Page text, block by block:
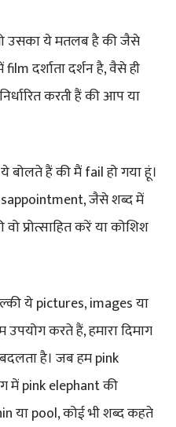
उसका ये मतलब है की जैसे
दर्शाता दर्शन है, वैसे ही
करती हैं की आप या
हैं की मैं fail हो गया हूं।
जैसे शब्द में
प्रोत्साहित करें या कोशिश
ये pictures, images या
करते हैं, हमारा दिमाग
है। जब हम pink
में pink elephant की
या pool, कोई भी शब्द कहते